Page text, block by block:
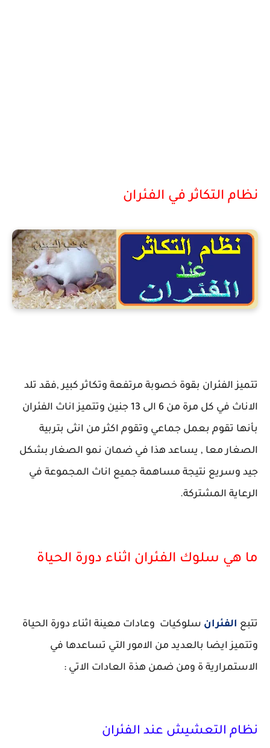
نظام التكاثر في الفئران
تتميز الفئران بقوة خصوبة مرتفعة وتكاثر كبير ,فقد تلد
الاناث في كل مرة من 6 الى 13 جنين وتتميز اناث الفئران
بأنها تقوم بعمل جماعي وتقوم اكثر من انثى بتربية
الصغار معا , يساعد هذا في ضمان نمو الصغار بشكل
جيد وسريع نتيجة مساهمة جميع اناث المجموعة في
الرعاية المشتركة.
ما هي سلوك الفئران اثناء دورة الحياة
تتبع الفئران سلوكيات وعادات معينة اثناء دورة الحياة
وتتميز ايضا بالعديد من الامور التي تساعدها في
الاستمرارية ة ومن ضمن هذة العادات الاتي :
نظام التعشيش عند الفئران